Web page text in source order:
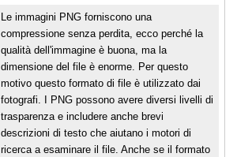
Le immagini PNG forniscono una
compressione senza perdita, ecco perché la
qualità dell'immagine è buona, ma la
dimensione del file è enorme. Per questo
motivo questo formato di file è utilizzato dai
fotografi. I PNG possono avere diversi livelli di
trasparenza e includere anche brevi
descrizioni di testo che aiutano i motori di
ricerca a esaminare il file. Anche se il formato